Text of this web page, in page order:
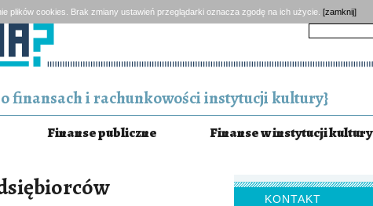
plików cookies. Brak zmiany ustawień przeglądarki oznacza zgodę na ich użycie. [zamknij]
finansach i rachunkowości instytucji kultury}
Finanse publiczne Finanse w instytucji kultury
KONTAKT